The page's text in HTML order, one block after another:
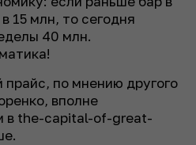
15 млн, то сегодня
40 млн.
прайс, по мнению другого
вполне
в the-capital-of-great-